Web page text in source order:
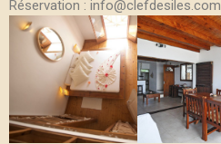
Réservation : info@clefdesiles.com